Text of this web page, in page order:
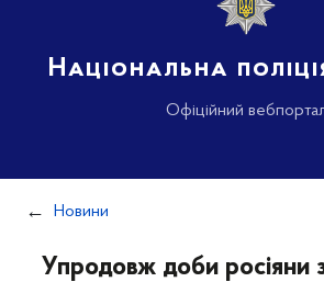
Національна
Офіційний
Новини
Упродовж доби росіяни